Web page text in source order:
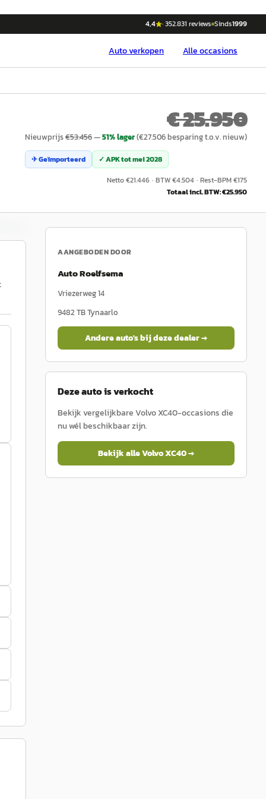
4,4 ·352.831 reviews Sinds1999
Autoverkopen Alle occasions
€ 25.950
Nieuwprijs€53.456—51% lager(€27.506besparing t.o.v. nieuw)
✈ Geïmporteerd ✓ APK totmei 2028
Netto €21.446 · BTW €4.504 · Rest-BPM €175
Totaal incl. BTW: €25.950
AANGEBODEN DOOR
Auto Roelfsema
Vriezerweg 14
9482 TBTynaarlo
Andere auto's bij deze dealer →
Deze auto is verkocht
Bekijk vergelijkbareVolvoXC40-occasions die
nu wél beschikbaar zijn.
Bekijk alleVolvoXC40→